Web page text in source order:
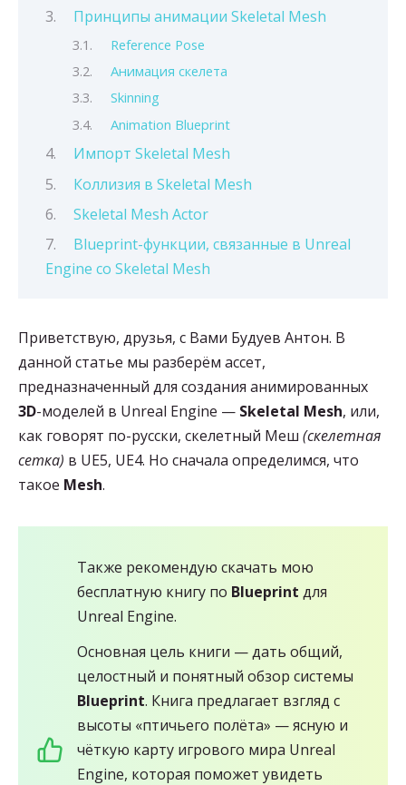
Принципы анимации Skeletal Mesh
Reference Pose
Анимация скелета
Skinning
Animation Blueprint
Импорт Skeletal Mesh
Коллизия в Skeletal Mesh
Skeletal Mesh Actor
Blueprint-функции, связанные в Unreal
Engine со Skeletal Mesh
Приветствую, друзья, с Вами Будуев Антон. В
данной статье мы разберём ассет,
предназначенный для создания анимированных
3D-моделей в Unreal Engine — Skeletal Mesh, или,
как говорят по-русски, скелетный Меш (скелетная
сетка) в UE5, UE4. Но сначала определимся, что
такое Mesh.
Также рекомендую скачать мою
бесплатную книгу по Blueprint для
Unreal Engine.
Основная цель книги — дать общий,
целостный и понятный обзор системы
Blueprint. Книга предлагает взгляд с
высоты «птичьего полёта» — ясную и
чёткую карту игрового мира Unreal
Engine, которая поможет увидеть